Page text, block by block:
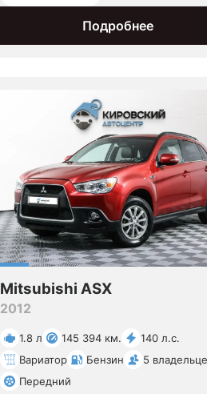
Подробнее
Mitsubishi ASX
2012
1.8 л 145 394 км.
140 л.с.
Вариатор
Бензин
5
Передний